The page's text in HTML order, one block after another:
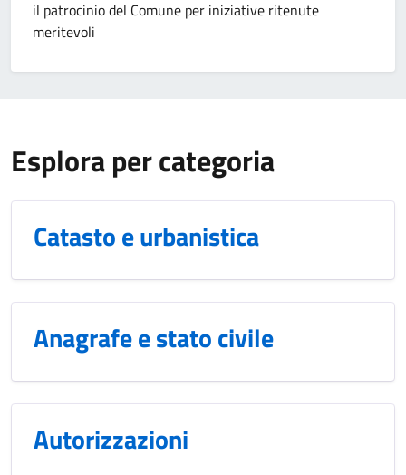
il patrocinio del Comune per iniziative ritenute
meritevoli
Esplora per categoria
Catasto e urbanistica
Anagrafe e stato civile
Autorizzazioni